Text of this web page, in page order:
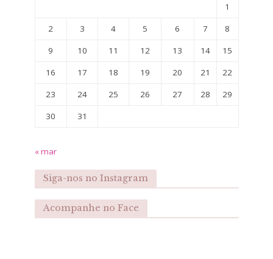
1
2
3 4 5 6 7
8
9
10 11 12 13 14
15
16
17 18 19 20 21
22
23
24 25 26 27 28
29
30
31
« mar
Siga-nos no Instagram
Acompanhe no Face